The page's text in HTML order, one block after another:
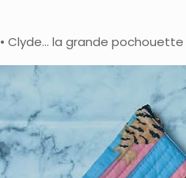
• Clyde… la grande pochouette